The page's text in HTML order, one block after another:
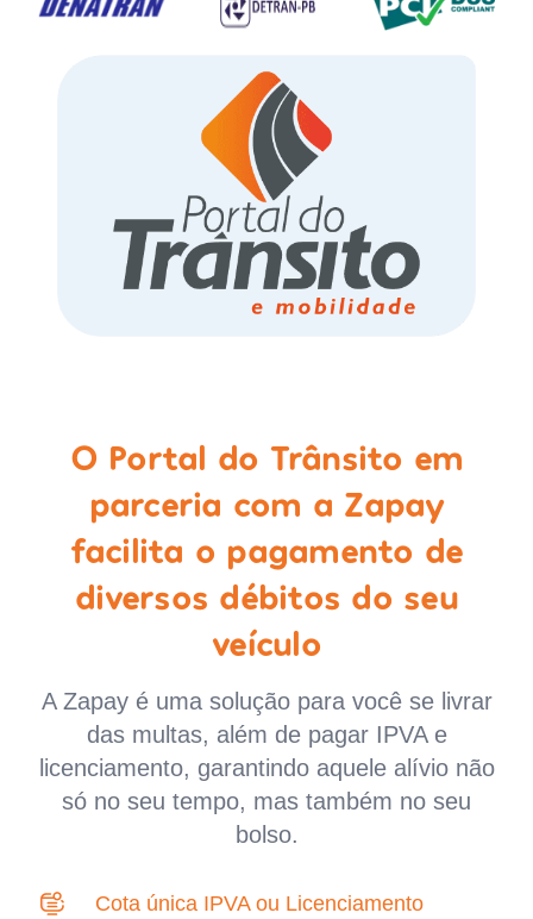
O Portal do Trânsito em
parceria com a Zapay
facilita o pagamento de
diversos débitos do seu
veículo
A Zapay é uma solução para você se livrar
das multas, além de pagar IPVA e
licenciamento, garantindo aquele alívio não
só no seu tempo, mas também no seu
bolso.
Cota única IPVA ou Licenciamento